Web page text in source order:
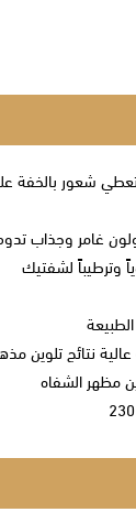
شعور بالخفة
غامر وجذاب
وترطيباً لشفتيك
عالية نتائج تلوين
مظهر الشفاه